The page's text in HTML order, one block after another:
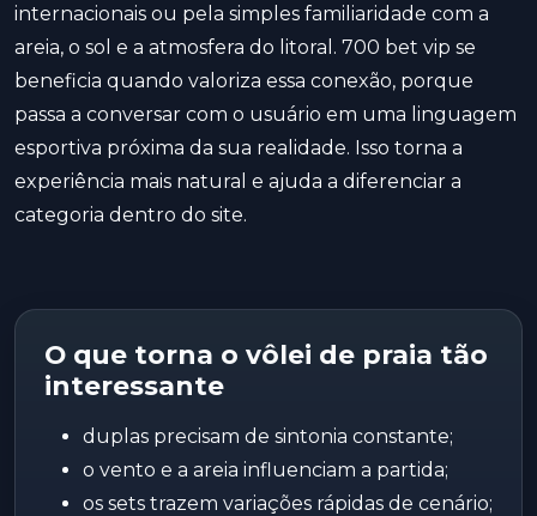
internacionais ou pela simples familiaridade com a
areia, o sol e a atmosfera do litoral. 700 bet vip se
beneficia quando valoriza essa conexão, porque
passa a conversar com o usuário em uma linguagem
esportiva próxima da sua realidade. Isso torna a
experiência mais natural e ajuda a diferenciar a
categoria dentro do site.
O que torna o vôlei de praia tão
interessante
duplas precisam de sintonia constante;
o vento e a areia influenciam a partida;
os sets trazem variações rápidas de cenário;